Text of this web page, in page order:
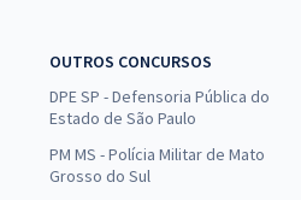
OUTROS CONCURSOS
DPE SP - Defensoria Pública do
Estado de São Paulo
PM MS - Polícia Militar de Mato
Grosso do Sul